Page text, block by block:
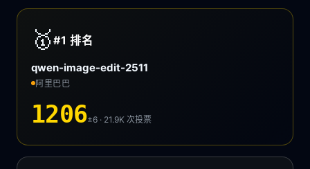
🥇 #1排名
qwen-image-edit-2511
阿里巴巴
1206±6 · 21.9K次投票